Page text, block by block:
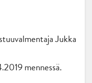
Jukka
mennessä.